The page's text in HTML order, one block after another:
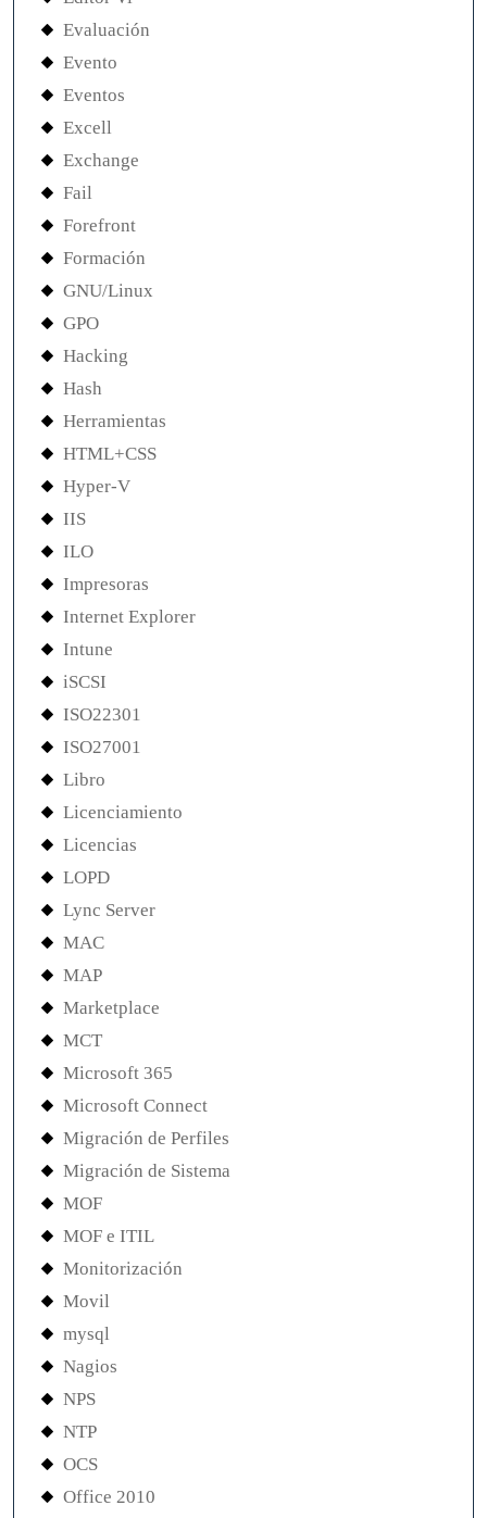
Evaluación
Evento
Eventos
Excell
Exchange
Fail
Forefront
Formación
GNU/Linux
GPO
Hacking
Hash
Herramientas
HTML+CSS
Hyper-V
IIS
ILO
Impresoras
Internet Explorer
Intune
iSCSI
ISO22301
ISO27001
Libro
Licenciamiento
Licencias
LOPD
Lync Server
MAC
MAP
Marketplace
MCT
Microsoft 365
Microsoft Connect
Migración de Perfiles
Migración de Sistema
MOF
MOF e ITIL
Monitorización
Movil
mysql
Nagios
NPS
NTP
OCS
Office 2010